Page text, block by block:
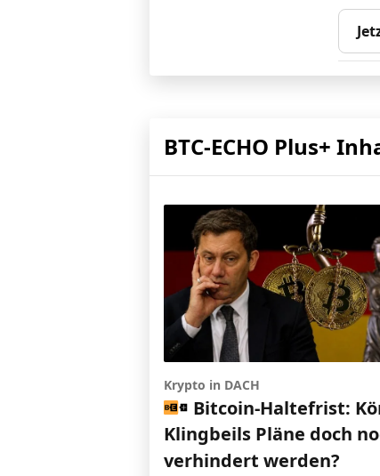
BTC-ECHO Plus+
Krypto in DACH
Bitcoin-Haltefrist:
Klingbeils Pläne doch
verhindert werden?